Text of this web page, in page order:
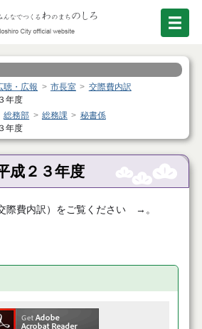
聴・広報 市長室
交際費内訳
年度
総務部 総務課
秘書係
年度
成２３年度
際費内訳）をご覧ください →。